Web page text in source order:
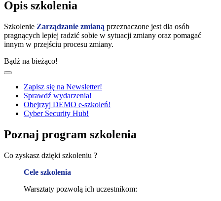
Opis szkolenia
Szkolenie Zarządzanie zmianą przeznaczone jest dla osób
pragnących lepiej radzić sobie w sytuacji zmiany oraz pomagać
innym w przejściu procesu zmiany.
Bądź na bieżąco!
Zapisz się na Newsletter!
Sprawdź wydarzenia!
Obejrzyj DEMO e-szkoleń!
Cyber Security Hub!
Poznaj program szkolenia
Co zyskasz dzięki szkoleniu ?
Cele szkolenia
Warsztaty pozwolą ich uczestnikom: